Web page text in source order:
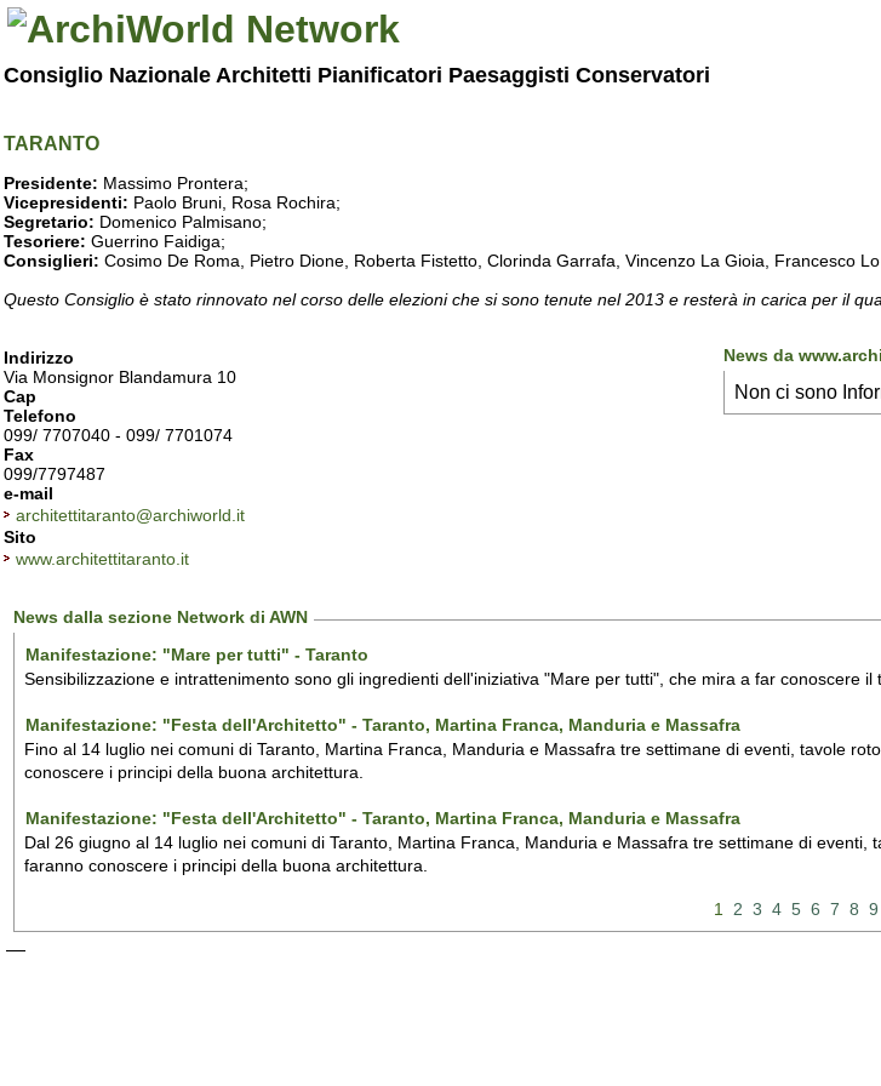
Consiglio Nazionale Architetti Pianificatori Paesaggisti Conservatori
TARANTO
Presidente: Massimo Prontera;
Vicepresidenti: Paolo Bruni, Rosa Rochira;
Segretario: Domenico Palmisano;
Tesoriere: Guerrino Faidiga;
Consiglieri: Cosimo De Roma, Pietro Dione, Roberta Fistetto, Clorinda Garrafa, Vincenzo La Gioia, Francesco
Questo Consiglio è stato rinnovato nel corso delle elezioni che si sono tenute nel 2013 e resterà in carica per il
Indirizzo
Via Monsignor Blandamura 10
Cap
Telefono
099/ 7707040 - 099/ 7701074
Fax
099/7797487
e-mail
architettitaranto@archiworld.it
Sito
www.architettitaranto.it
News da
Non ci sono
News dalla sezione Network di AWN
Manifestazione: "Mare per tutti" - Taranto
Sensibilizzazione e intrattenimento sono gli ingredienti dell'iniziativa "Mare per tutti", che mira a far conoscere
Manifestazione: "Festa dell'Architetto" - Taranto, Martina Franca, Manduria e Massafra
Fino al 14 luglio nei comuni di Taranto, Martina Franca, Manduria e Massafra tre settimane di eventi, tavole
conoscere i principi della buona architettura.
Manifestazione: "Festa dell'Architetto" - Taranto, Martina Franca, Manduria e Massafra
Dal 26 giugno al 14 luglio nei comuni di Taranto, Martina Franca, Manduria e Massafra tre settimane di
faranno conoscere i principi della buona architettura.
1 2 3 4 5 6 7 8 9